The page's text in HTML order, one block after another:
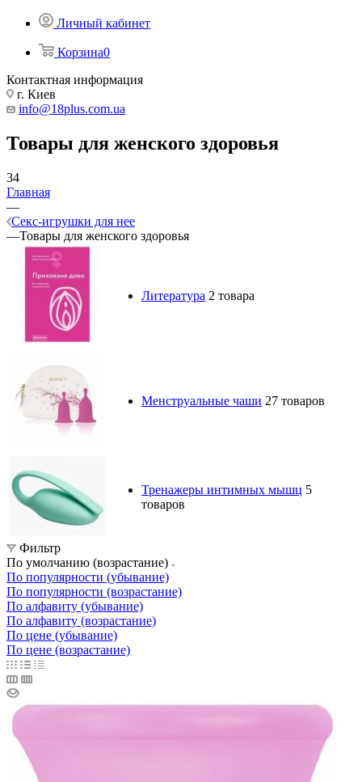
Личный кабинет
Корзина0
Контактная информация
г. Киев
info@18plus.com.ua
Товары для женского здоровья
34
Главная
—
Секс-игрушки для нее
—Товары для женского здоровья
Литература 2 товара
Менструальные чаши 27 товаров
Тренажеры интимных мышц 5
товаров
Фильтр
По умолчанию (возрастание)
По популярности (убывание)
По популярности (возрастание)
По алфавиту (убывание)
По алфавиту (возрастание)
По цене (убывание)
По цене (возрастание)